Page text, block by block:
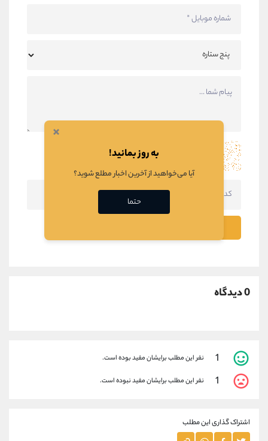
0 دیدگاه
1 نفر این مطلب برایشان مفید بوده است.
1 نفر این مطلب برایشان مفید نبوده است.
اشتراک گذاری این مطلب
×
به روز بمانید!
آیا می‌خواهید از آخرین اخبار مطلع شوید؟
حتما